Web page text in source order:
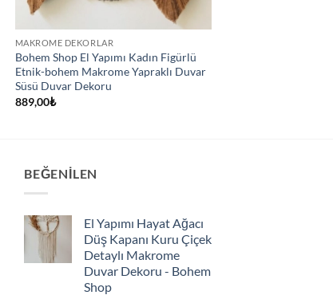
MAKROME DEKORLAR
Bohem Shop El Yapımı Kadın Figürlü
Etnik-bohem Makrome Yapraklı Duvar
Süsü Duvar Dekoru
889,00₺
BEĞENILEN
El Yapımı Hayat Ağacı
Düş Kapanı Kuru Çiçek
Detaylı Makrome
Duvar Dekoru - Bohem
Shop